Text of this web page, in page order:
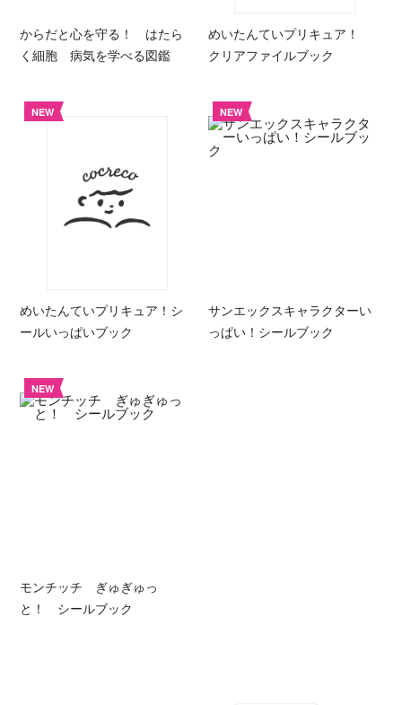
からだと心を守る！ はたら
く細胞 病気を学べる図鑑
めいたんていプリキュア！
クリアファイルブック
NEW
めいたんていプリキュア！シ
ールいっぱいブック
NEW
サンエックスキャラクターい
っぱい！シールブック
NEW
モンチッチ ぎゅぎゅっ
と！ シールブック